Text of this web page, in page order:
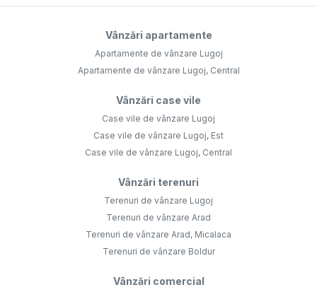
Vânzări apartamente
Apartamente de vânzare Lugoj
Apartamente de vânzare Lugoj, Central
Vânzări case vile
Case vile de vânzare Lugoj
Case vile de vânzare Lugoj, Est
Case vile de vânzare Lugoj, Central
Vânzări terenuri
Terenuri de vânzare Lugoj
Terenuri de vânzare Arad
Terenuri de vânzare Arad, Micalaca
Terenuri de vânzare Boldur
Vânzări comercial